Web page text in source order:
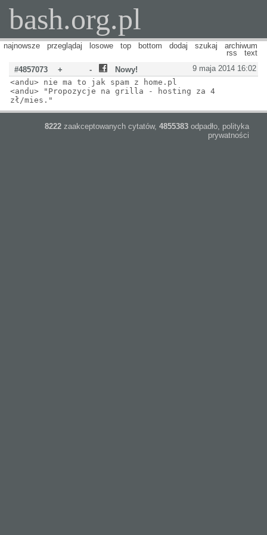
bash.org.pl
najnowsze przeglądaj losowe top bottom dodaj szukaj
archiwum
rss
text
9 maja 2014 16:02
#4857073 + -
Nowy!
<andu> nie ma to jak spam z home.pl
<andu> "Propozycje na grilla - hosting za 4
zł/mies."
8222 zaakceptowanych cytatów, 4855383 odpadło, polityka
prywatności